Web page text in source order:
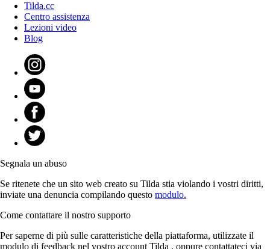
Tilda.cc
Centro assistenza
Lezioni video
Blog
Segnala un abuso
Se ritenete che un sito web creato su Tilda stia violando i vostri diritti,
inviate una denuncia compilando questo modulo.
Come contattare il nostro supporto
Per saperne di più sulle caratteristiche della piattaforma, utilizzate il
modulo di feedback nel vostro account Tilda , oppure contattateci via